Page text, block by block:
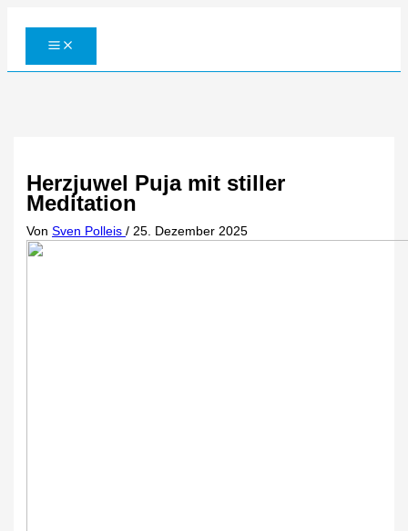
Herzjuwel Puja mit stiller
Meditation
VonSven Polleis/25. Dezember 2025